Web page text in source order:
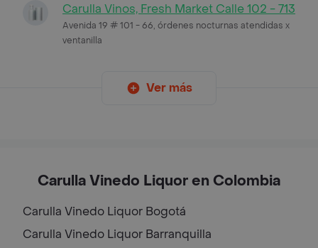
Carulla Vinos, Fresh Market Calle 102 - 713
Avenida 19 # 101 - 66, órdenes nocturnas atendidas x
ventanilla
Ver más
Carulla Vinedo Liquor en Colombia
Carulla Vinedo Liquor Bogotá
Carulla Vinedo Liquor Barranquilla